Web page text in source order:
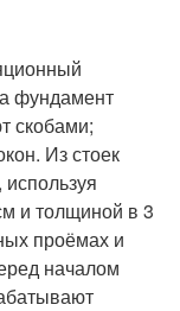
фундамент
скобами;
Из стоек
и толщиной в 3
проёмах и
началом